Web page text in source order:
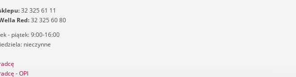
32 325 61 11
Red:32 325 60 80
- piątek: 9:00-16:00
nieczynne
- OPI